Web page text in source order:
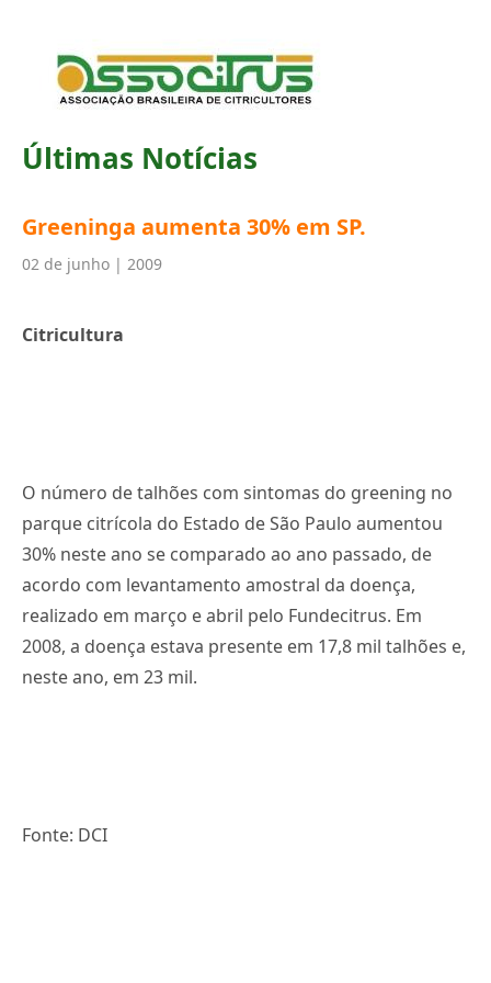
Últimas Notícias
Greeninga aumenta 30% em SP.
02 de junho | 2009
Citricultura
O número de talhões com sintomas do greening no
parque citrícola do Estado de São Paulo aumentou
30% neste ano se comparado ao ano passado, de
acordo com levantamento amostral da doença,
realizado em março e abril pelo Fundecitrus. Em
2008, a doença estava presente em 17,8 mil talhões e,
neste ano, em 23 mil.
Fonte: DCI